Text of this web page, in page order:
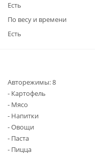
Есть
По весу и времени
Есть
Авторежимы: 8
- Картофель
- Мясо
- Напитки
- Овощи
- Паста
- Пицца